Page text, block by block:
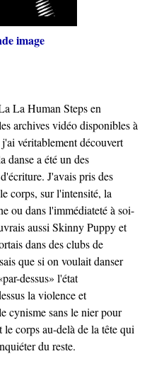
image
La Human Steps en
archives vidéo disponibles à
véritablement découvert
danse a été un des
J'avais pris des
corps, sur l'intensité, la
ou dans l'immédiateté à soi-
aussi Skinny Puppy et
dans des clubs de
que si on voulait danser
dessus» l'état
la violence et
cynisme sans le nier pour
corps au-delà de la tête qui
du reste.